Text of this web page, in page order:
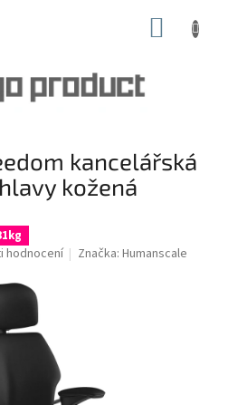
kancelářská
kožená
hodnocení Značka:Humanscale